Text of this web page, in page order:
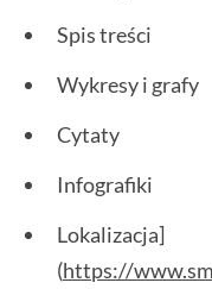
Spis treści
Wykresy i grafy
Cytaty
Infografiki
Lokalizacja]
(https://